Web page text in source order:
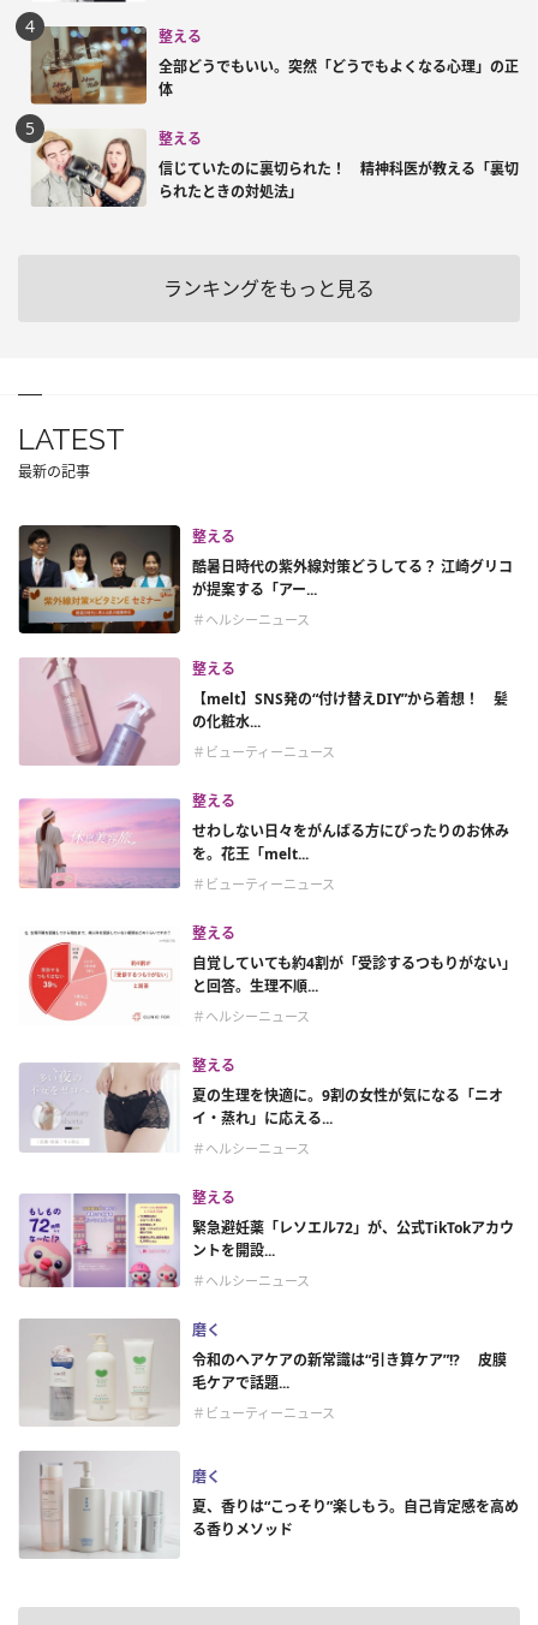
整える
全部どうでもいい。突然「どうでもよくなる心理」の正
体
整える
信じていたのに裏切られた！ 精神科医が教える「裏切
られたときの対処法」
ランキングをもっと見る
LATEST
最新の記事
整える
酷暑日時代の紫外線対策どうしてる？ 江崎グリコ
が提案する「アー...
＃ヘルシーニュース
整える
【melt】SNS発の“付け替えDIY”から着想！ 髪
の化粧水...
＃ビューティーニュース
整える
せわしない日々をがんばる方にぴったりのお休み
を。花王「melt...
＃ビューティーニュース
整える
自覚していても約4割が「受診するつもりがない」
と回答。生理不順...
＃ヘルシーニュース
整える
夏の生理を快適に。9割の女性が気になる「ニオ
イ・蒸れ」に応える...
＃ヘルシーニュース
整える
緊急避妊薬「レソエル72」が、公式TikTokアカウ
ントを開設...
＃ヘルシーニュース
磨く
令和のヘアケアの新常識は“引き算ケア”!? 皮膜
毛ケアで話題...
＃ビューティーニュース
磨く
夏、香りは“こっそり”楽しもう。自己肯定感を高め
る香りメソッド